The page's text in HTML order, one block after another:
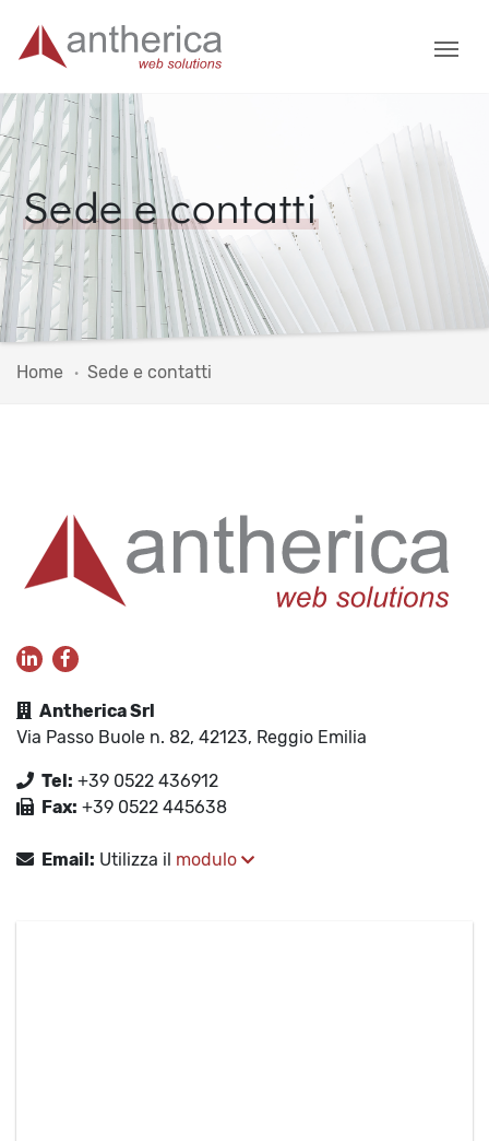
Sede e contatti
Home Sede e contatti
Antherica Srl
Via Passo Buole n. 82, 42123, Reggio Emilia
Tel: +39 0522 436912
Fax: +39 0522 445638
Email: Utilizza il modulo